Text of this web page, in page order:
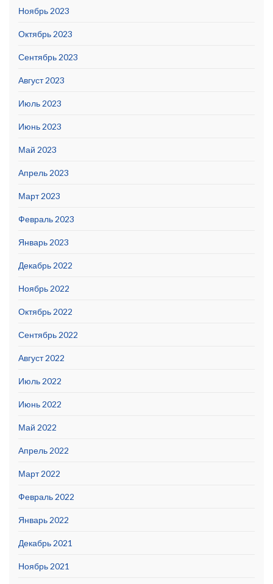
Ноябрь 2023
Октябрь 2023
Сентябрь 2023
Август 2023
Июль 2023
Июнь 2023
Май 2023
Апрель 2023
Март 2023
Февраль 2023
Январь 2023
Декабрь 2022
Ноябрь 2022
Октябрь 2022
Сентябрь 2022
Август 2022
Июль 2022
Июнь 2022
Май 2022
Апрель 2022
Март 2022
Февраль 2022
Январь 2022
Декабрь 2021
Ноябрь 2021